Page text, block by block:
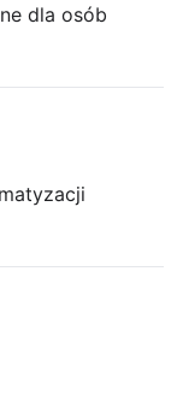
dla osób